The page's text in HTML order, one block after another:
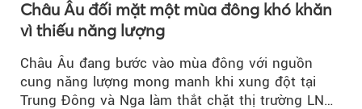
Châu Âu đối mặt một mùa đông khó khăn
vì thiếu năng lượng
Châu Âu đang bước vào mùa đông với nguồn
cung năng lượng mong manh khi xung đột tại
Trung Đông và Nga làm thắt chặt thị trường LNG